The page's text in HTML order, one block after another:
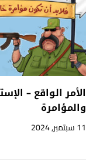
الأمر الواقع –
والمؤامرة
11 سبتمبر, 2024